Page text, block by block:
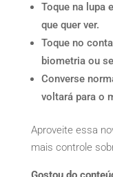
Toque na lupa
que quer ver.
Toque no
biometria ou
Converse
voltará para o
Aproveite essa
mais controle